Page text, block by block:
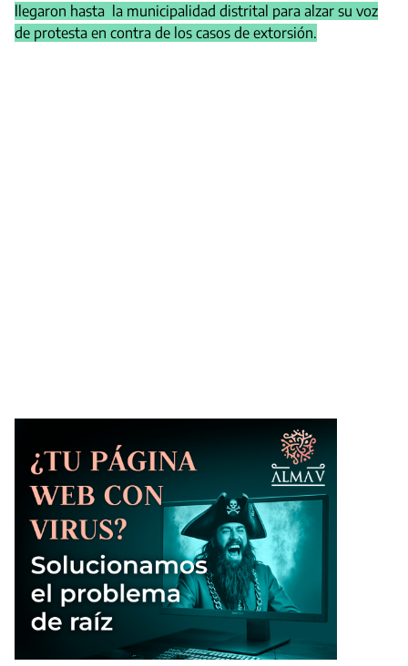
llegaron hasta la municipalidad distrital para alzar su voz
de protesta en contra de los casos de extorsión.